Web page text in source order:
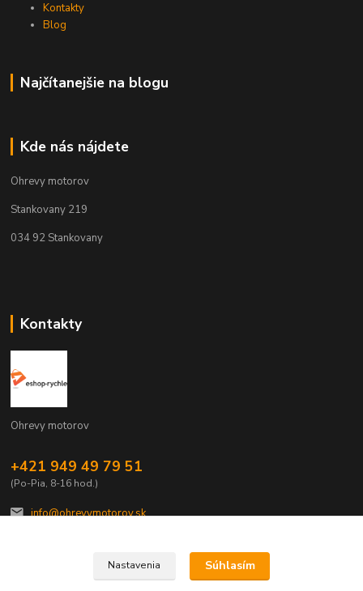
Kontakty
Blog
Najčítanejšie na blogu
Kde nás nájdete
Ohrevy motorov
Stankovany 219
034 92 Stankovany
Kontakty
Ohrevy motorov
+421 949 49 79 51
(Po-Pia, 8-16 hod.)
info@ohrevymotorov.sk
Nastavenia Súhlasím